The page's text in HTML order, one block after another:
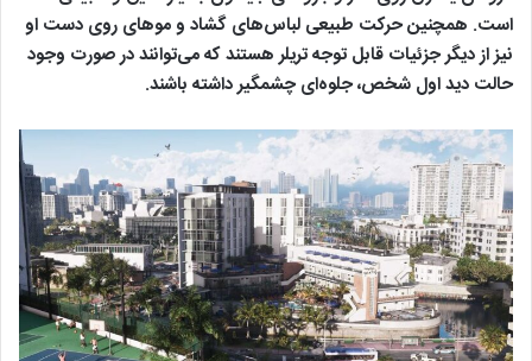
است. همچنین حرکت طبیعی لباس‌های گشاد و موهای روی دست او
نیز از دیگر جزئیات قابل‌ توجه تریلر هستند که می‌توانند در صورت وجود
حالت دید اول‌ شخص، جلوه‌ای چشمگیر داشته باشند.